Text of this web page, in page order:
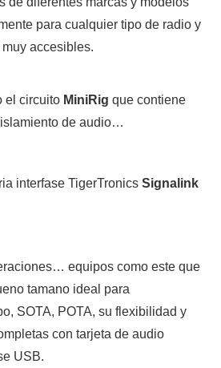
para cualquier tipo de radio y
accesibles.
el circuito MiniRig que contiene
de audio…
interfase TigerTronicsSignalink
equipos como este que
tamano ideal para
SOTA, POTA, su flexibilidad y
con tarjeta de audio
USB.